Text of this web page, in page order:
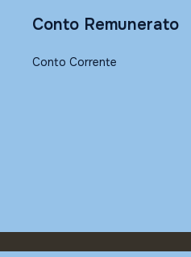
Conto Remunerato
Conto Corrente